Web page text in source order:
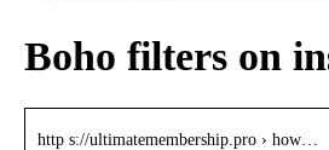
Boho filters on
http s://ultimatemembership.pro › how…